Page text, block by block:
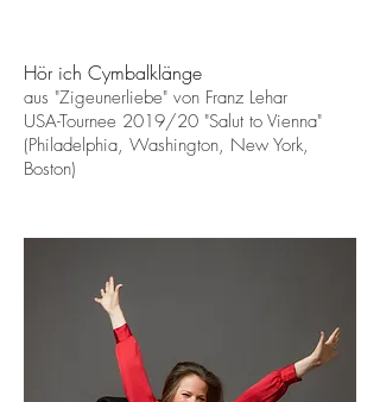
Hör ich Cymbalklänge
aus "Zigeunerliebe" von Franz Lehar
USA-Tournee 2019/20 "Salut to Vienna"
(Philadelphia, Washington, New York,
Boston)